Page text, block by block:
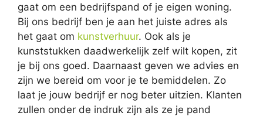
gaat om een bedrijfspand of je eigen woning.
Bij ons bedrijf ben je aan het juiste adres als
het gaat om kunstverhuur. Ook als je
kunststukken daadwerkelijk zelf wilt kopen, zit
je bij ons goed. Daarnaast geven we advies en
zijn we bereid om voor je te bemiddelen. Zo
laat je jouw bedrijf er nog beter uitzien. Klanten
zullen onder de indruk zijn als ze je pand